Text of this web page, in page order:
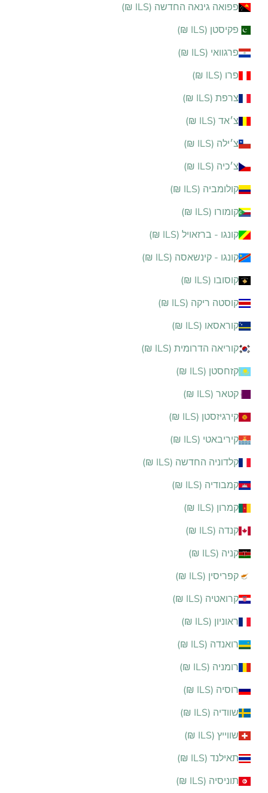
פפואה גינאה החדשה (ILS ₪)
פקיסטן (ILS ₪)
פרגוואי (ILS ₪)
פרו (ILS ₪)
צרפת (ILS ₪)
צ׳אד (ILS ₪)
צ׳ילה (ILS ₪)
צ׳כיה (ILS ₪)
קולומביה (ILS ₪)
קומורו (ILS ₪)
קונגו - ברזאויל (ILS ₪)
קונגו - קינשאסה (ILS ₪)
קוסובו (ILS ₪)
קוסטה ריקה (ILS ₪)
קוראסאו (ILS ₪)
קוריאה הדרומית (ILS ₪)
קזחסטן (ILS ₪)
קטאר (ILS ₪)
קירגיזסטן (ILS ₪)
קיריבאטי (ILS ₪)
קלדוניה החדשה (ILS ₪)
קמבודיה (ILS ₪)
קמרון (ILS ₪)
קנדה (ILS ₪)
קניה (ILS ₪)
קפריסין (ILS ₪)
קרואטיה (ILS ₪)
ראוניון (ILS ₪)
רואנדה (ILS ₪)
רומניה (ILS ₪)
רוסיה (ILS ₪)
שוודיה (ILS ₪)
שווייץ (ILS ₪)
תאילנד (ILS ₪)
תוניסיה (ILS ₪)